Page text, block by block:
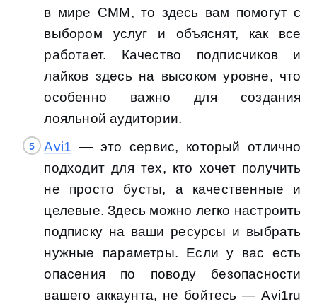
в мире СММ, то здесь вам помогут с
выбором услуг и объяснят, как все
работает. Качество подписчиков и
лайков здесь на высоком уровне, что
особенно важно для создания
лояльной аудитории.
Avi1 — это сервис, который отлично
подходит для тех, кто хочет получить
не просто бусты, а качественные и
целевые. Здесь можно легко настроить
подписку на ваши ресурсы и выбрать
нужные параметры. Если у вас есть
опасения по поводу безопасности
вашего аккаунта, не бойтесь — Avi1ru